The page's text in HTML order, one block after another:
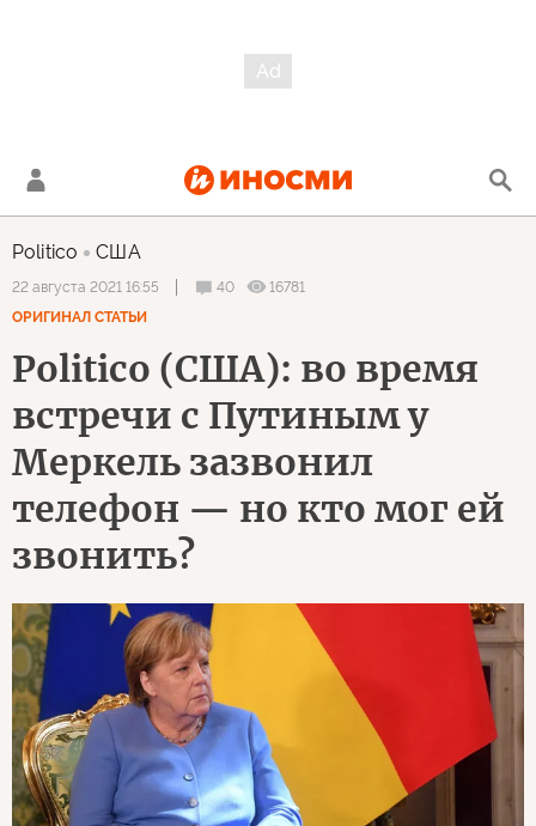
Politico США
22 августа 2021 16:55 40
16781
ОРИГИНАЛ СТАТЬИ
Politico (США): во время
встречи с Путиным у
Меркель зазвонил
телефон — но кто мог ей
звонить?